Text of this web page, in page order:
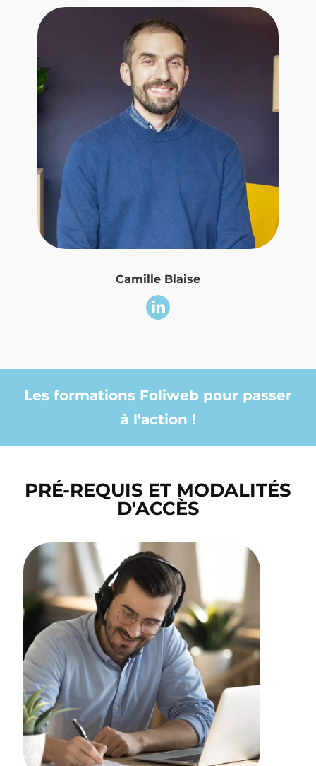
Camille Blaise
Les formations Foliweb pour passer
à l'action !
PRÉ-REQUIS ET MODALITÉS
D'ACCÈS